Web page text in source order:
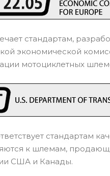
стандартам,
экономической
мотоциклетных
стандартам
к шлемам,
США и Канады.